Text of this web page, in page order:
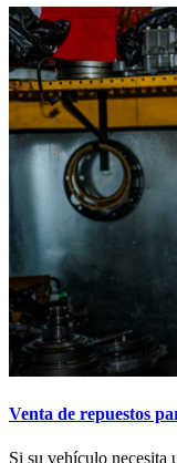
Venta de repuestos
Si su vehículo necesita